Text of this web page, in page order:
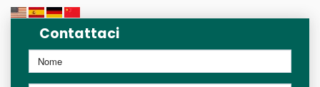
Contattaci